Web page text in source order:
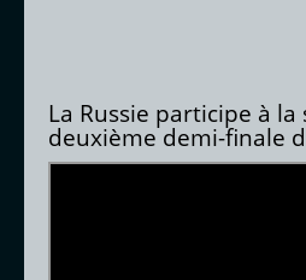
La Russie participe à
deuxième demi-finale